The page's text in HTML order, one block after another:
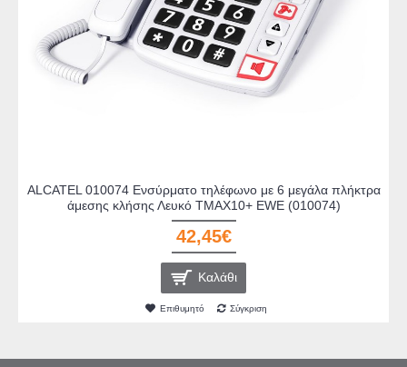
ALCATEL 010074 Ενσύρματο τηλέφωνο με 6 μεγάλα πλήκτρα
άμεσης κλήσης Λευκό TMAX10+ EWE (010074)
42,45€
Καλάθι
Επιθυμητό Σύγκριση